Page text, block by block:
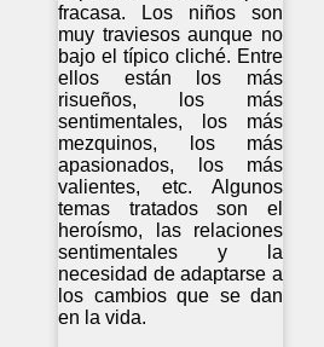
fracasa. Los niños son
muy traviesos aunque no
bajo el típico cliché. Entre
ellos están los más
risueños, los más
sentimentales, los más
mezquinos, los más
apasionados, los más
valientes, etc. Algunos
temas tratados son el
heroísmo, las relaciones
sentimentales y la
necesidad de adaptarse a
los cambios que se dan
en la vida.